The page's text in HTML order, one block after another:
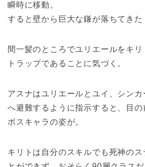
瞬時に移動。
すると壁から巨大な鎌が落ちてきた
間一髪のところでユリエールをキ
トラップであることに気づく。
アスナはユリエールとユイ、シンカ
へ避難するように指示すると、目
ボスキャラの姿が。
キリトは自分のスキルでも死神のス